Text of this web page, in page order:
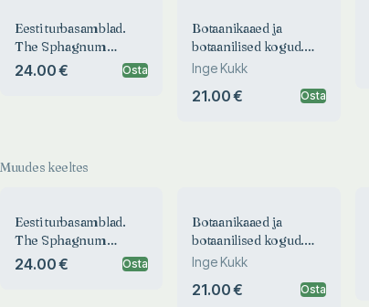
Eesti turbasamblad.
The Sphagnum
Mosses of Estonia
24.00 € Osta
Botaanikaaed ja
botaanilised kogud.
Botanical Garden and
Inge Kukk
21.00 € Osta
Muudes keeltes
Eesti turbasamblad.
The Sphagnum
Mosses of Estonia
24.00 € Osta
Botaanikaaed ja
botaanilised kogud.
Botanical Garden and
Inge Kukk
21.00 € Osta